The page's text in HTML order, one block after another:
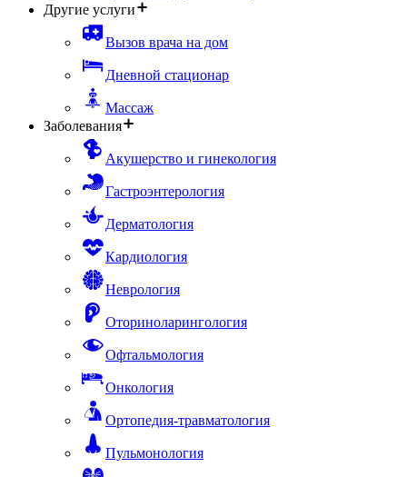
Другие услуги
Вызов врача на дом
Дневной стационар
Массаж
Заболевания
Акушерство и гинекология
Гастроэнтерология
Дерматология
Кардиология
Неврология
Оториноларингология
Офтальмология
Онкология
Ортопедия-травматология
Пульмонология